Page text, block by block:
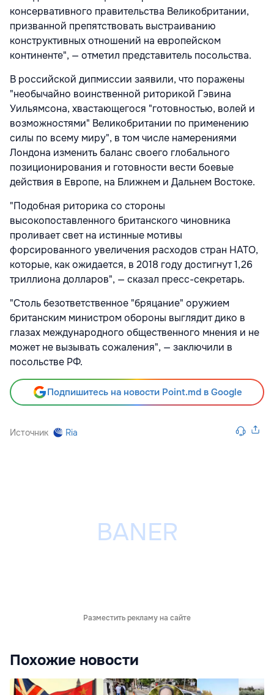
консервативного правительства Великобритании,
призванной препятствовать выстраиванию
конструктивных отношений на европейском
континенте", — отметил представитель посольства.
В российской дипмиссии заявили, что поражены
"необычайно воинственной риторикой Гэвина
Уильямсона, хвастающегося "готовностью, волей и
возможностями" Великобритании по применению
силы по всему миру", в том числе намерениями
Лондона изменить баланс своего глобального
позиционирования и готовности вести боевые
действия в Европе, на Ближнем и Дальнем Востоке.
"Подобная риторика со стороны
высокопоставленного британского чиновника
проливает свет на истинные мотивы
форсированного увеличения расходов стран НАТО,
которые, как ожидается, в 2018 году достигнут 1,26
триллиона долларов", — сказал пресс-секретарь.
"Столь безответственное "бряцание" оружием
британским министром обороны выглядит дико в
глазах международного общественного мнения и не
может не вызывать сожаления", — заключили в
посольстве РФ.
Подпишитесь на новости Point.md в Google
Источник Ria
Разместить рекламу на сайте
Похожие новости